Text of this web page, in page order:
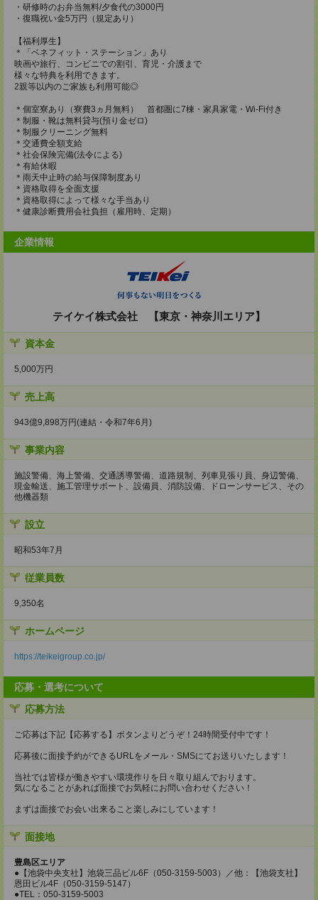
・研修時のお弁当無料/夕食代の3000円
・復職祝い金5万円（規定あり）
【福利厚生】
＊「ベネフィット・ステーション」あり
映画や旅行、コンビニでの割引、育児・介護まで
様々な特典を利用できます。
2親等以内のご家族も利用可能◎
＊個室寮あり（寮費3ヵ月無料） 首都圏に7棟・家具家電・Wi-Fi付き
＊制服・靴は無料貸与(預り金ゼロ)
＊制服クリーニング無料
＊交通費全額支給
＊社会保険完備(法令による)
＊有給休暇
＊雨天中止時の給与保障制度あり
＊資格取得を全面支援
＊資格取得によって様々な手当あり
＊健康診断費用会社負担（雇用時、定期）
企業情報
テイケイ株式会社 【東京・神奈川エリア】
資本金
5,000万円
売上高
943億9,898万円(連結・令和7年6月)
事業内容
施設警備、海上警備、交通誘導警備、道路規制、列車見張り員、身辺警備、
現金輸送、施工管理サポート、設備員、消防設備、ドローンサービス、その
他機器類
設立
昭和53年7月
従業員数
9,350名
ホームページ
https://teikeigroup.co.jp/
応募・選考について
応募方法
ご応募は下記【応募する】ボタンよりどうぞ！24時間受付中です！
応募後に面接予約ができるURLをメール・SMSにてお送りいたします！
当社では皆様が働きやすい環境作りを日々取り組んでおります。
気になることがあれば面接でお気軽にお問い合わせください！
まずは面接でお会い出来ること楽しみにしています！
面接地
豊島区エリア
●【池袋中央支社】池袋三品ビル6F（050-3159-5003）／他：【池袋支社】
恩田ビル4F（050-3159-5147）
●TEL：050-3159-5003